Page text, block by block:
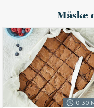
Måske
0-30